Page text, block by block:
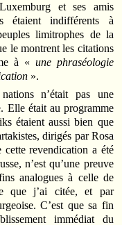
et ses amis
étaient indifférents à
limitrophes de la
le montrent les citations
à « une phraséologie
».
n’était pas une
Elle était au programme
étaient aussi bien que
dirigés par Rosa
revendication a été
n’est qu’une preuve
analogues à celle de
que j’ai citée, et par
C’est que sa fin
immédiat du